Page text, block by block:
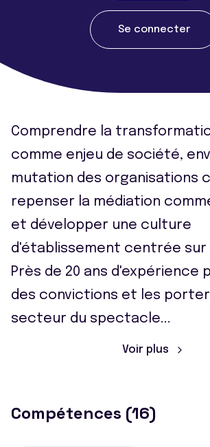
Se connecter
Comprendre la
comme enjeu de société,
mutation des organisations
repenser la médiation
et développer une culture
d'établissement centrée sur
Près de 20 ans d'expérience
des convictions et les porter
secteur du spectacle...
Voir plus
Compétences (16)